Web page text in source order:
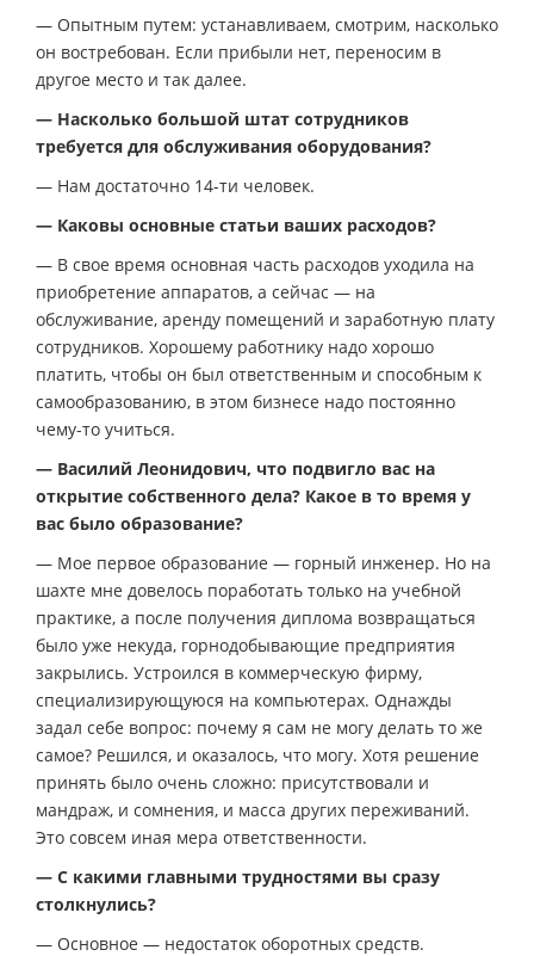
— Опытным путем: устанавливаем, смотрим, насколько
он востребован. Если прибыли нет, переносим в
другое место и так далее.
— Насколько большой штат сотрудников
требуется для обслуживания оборудования?
— Нам достаточно 14-ти человек.
— Каковы основные статьи ваших расходов?
— В свое время основная часть расходов уходила на
приобретение аппаратов, а сейчас — на
обслуживание, аренду помещений и заработную плату
сотрудников. Хорошему работнику надо хорошо
платить, чтобы он был ответственным и способным к
самообразованию, в этом бизнесе надо постоянно
чему-то учиться.
— Василий Леонидович, что подвигло вас на
открытие собственного дела? Какое в то время у
вас было образование?
— Мое первое образование — горный инженер. Но на
шахте мне довелось поработать только на учебной
практике, а после получения диплома возвращаться
было уже некуда, горнодобывающие предприятия
закрылись. Устроился в коммерческую фирму,
специализирующуюся на компьютерах. Однажды
задал себе вопрос: почему я сам не могу делать то же
самое? Решился, и оказалось, что могу. Хотя решение
принять было очень сложно: присутствовали и
мандраж, и сомнения, и масса других переживаний.
Это совсем иная мера ответственности.
— С какими главными трудностями вы сразу
столкнулись?
— Основное — недостаток оборотных средств.